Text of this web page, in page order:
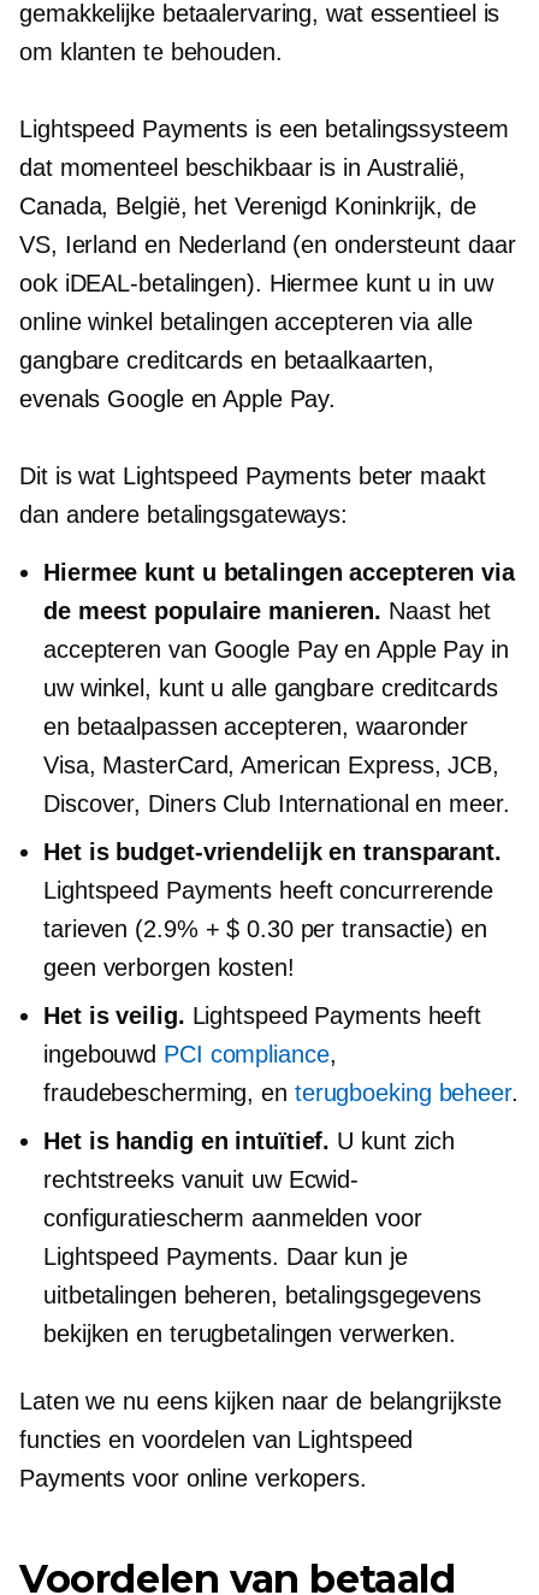
gemakkelijke betaalervaring, wat essentieel is
om klanten te behouden.
Lightspeed Payments is een betalingssysteem
dat momenteel beschikbaar is in Australië,
Canada, België, het Verenigd Koninkrijk, de
VS, Ierland en Nederland (en ondersteunt daar
ook iDEAL-betalingen). Hiermee kunt u in uw
online winkel betalingen accepteren via alle
gangbare creditcards en betaalkaarten,
evenals Google en Apple Pay.
Dit is wat Lightspeed Payments beter maakt
dan andere betalingsgateways:
Hiermee kunt u betalingen accepteren via
de meest populaire manieren. Naast het
accepteren van Google Pay en Apple Pay in
uw winkel, kunt u alle gangbare creditcards
en betaalpassen accepteren, waaronder
Visa, MasterCard, American Express, JCB,
Discover, Diners Club International en meer.
Het is budget-vriendelijken transparant.
Lightspeed Payments heeft concurrerende
tarieven (2.9% + $ 0.30 per transactie) en
geen verborgen kosten!
Het is veilig. Lightspeed Payments heeft
ingebouwd PCI compliance,
fraudebescherming, en terugboeking beheer.
Het is handig en intuïtief. U kunt zich
rechtstreeks vanuit uw Ecwid-
configuratiescherm aanmelden voor
Lightspeed Payments. Daar kun je
uitbetalingen beheren, betalingsgegevens
bekijken en terugbetalingen verwerken.
Laten we nu eens kijken naar de belangrijkste
functies en voordelen van Lightspeed
Payments voor online verkopers.
Voordelen van betaald